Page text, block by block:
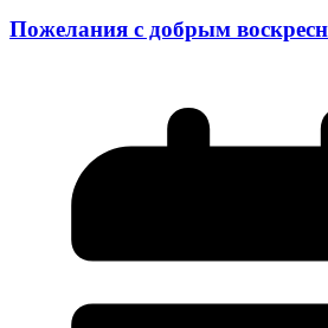
Пожелания с добрым